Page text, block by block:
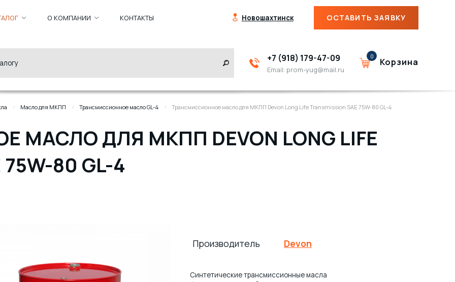
О КОМПАНИИ КОНТАКТЫ Новошахтинск ОСТАВИТЬ ЗАЯВКУ
+7 (918) 179-47-09
Email: prom-yug@mail.ru
0
Корзина
Масло для МКПП Трансмиссионное масло GL-4 Трансмиссионное масло для МКПП Devon Long Life Transmission SAE 75W-80 GL-4
ДЛЯ МКПП DEVON LONG LIFE
80 GL-4
Производитель Devon
Cинтетические трансмиссионные масла